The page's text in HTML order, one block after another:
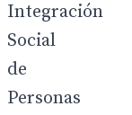
Integración
Social
de
Personas